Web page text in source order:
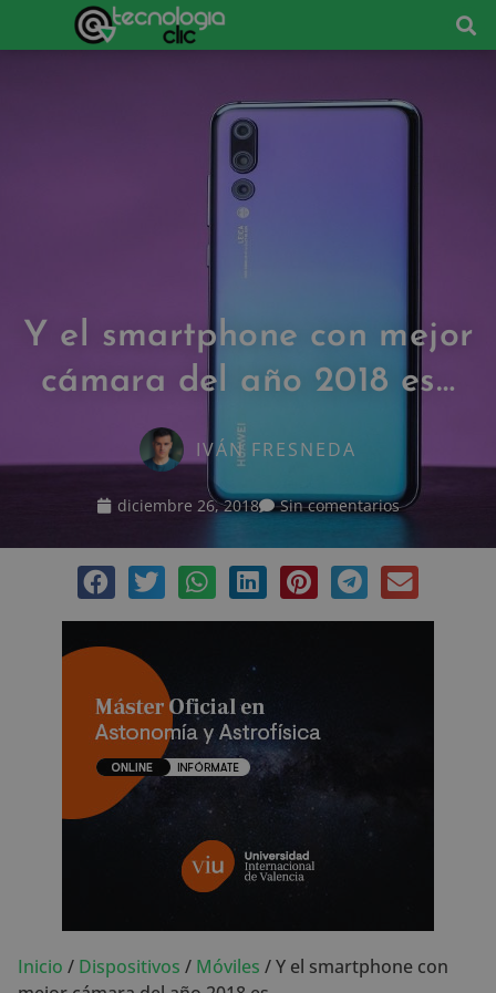
Y el smartphone con mejor
cámara del año 2018 es…
IVÁN FRESNEDA
diciembre 26, 2018 Sin comentarios
Inicio / Dispositivos / Móviles /Y el smartphone con